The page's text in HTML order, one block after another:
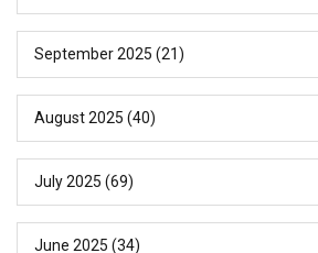
September 2025 (21)
August 2025 (40)
July 2025 (69)
June 2025 (34)